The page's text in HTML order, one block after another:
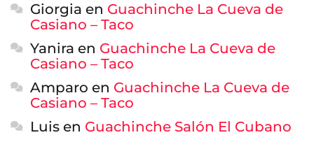
Giorgia en Guachinche La Cueva de
Casiano – Taco
Yanira en Guachinche La Cueva de
Casiano – Taco
Amparo en Guachinche La Cueva de
Casiano – Taco
Luis en Guachinche Salón El Cubano